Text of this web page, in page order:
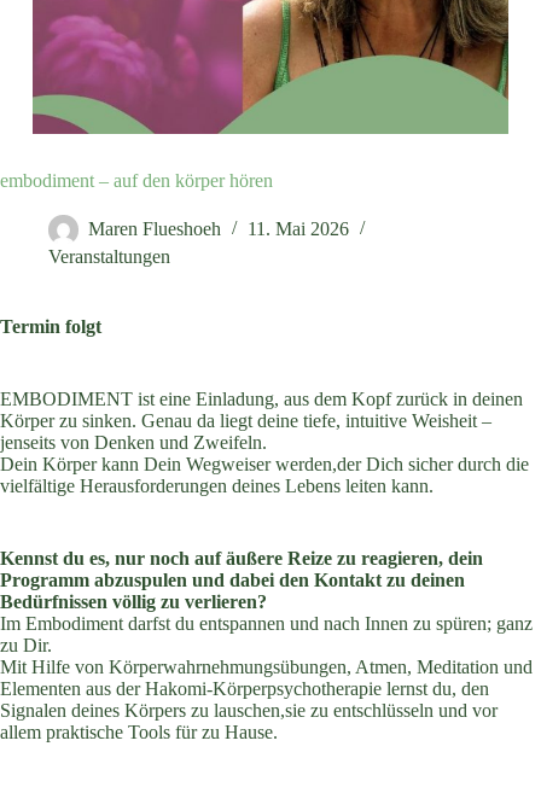
embodiment – auf den körper hören
Maren Flueshoeh
11. Mai 2026
Veranstaltungen
Termin folgt
EMBODIMENT ist eine Einladung, aus dem Kopf zurück in deinen
Körper zu sinken. Genau da liegt deine tiefe, intuitive Weisheit –
jenseits von Denken und Zweifeln.
Dein Körper kann Dein Wegweiser werden,der Dich sicher durch die
vielfältige Herausforderungen deines Lebens leiten kann.
Kennst du es, nur noch auf äußere Reize zu reagieren, dein
Programm abzuspulen und dabei den Kontakt zu deinen
Bedürfnissen völlig zu verlieren?
Im Embodiment darfst du entspannen und nach Innen zu spüren; ganz
zu Dir.
Mit Hilfe von Körperwahrnehmungsübungen, Atmen, Meditation und
Elementen aus der Hakomi-Körperpsychotherapie lernst du, den
Signalen deines Körpers zu lauschen,sie zu entschlüsseln und vor
allem praktische Tools für zu Hause.